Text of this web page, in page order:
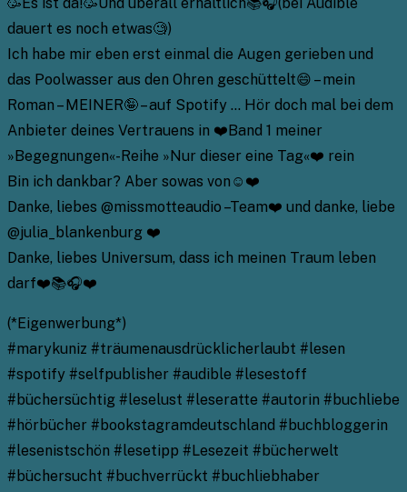
dauert es noch etwas🧐)
Ich habe mir eben erst einmal die Augen gerieben und
das Poolwasser aus den Ohren geschüttelt😄 – mein
Roman – MEINER🤪 – auf Spotify … Hör doch mal bei dem
Anbieter deines Vertrauens in ❤️Band 1 meiner
»Begegnungen«-Reihe »Nur dieser eine Tag«❤️ rein
Bin ich dankbar? Aber sowas von☺️❤️
Danke, liebes @missmotteaudio –Team❤️ und danke, liebe
@julia_blankenburg ❤️
Danke, liebes Universum, dass ich meinen Traum leben
darf❤️📚🎧❤️
(*Eigenwerbung*)
#marykuniz #träumenausdrücklicherlaubt #lesen
#spotify #selfpublisher #audible #lesestoff
#büchersüchtig #leselust #leseratte #autorin #buchliebe
#hörbücher #bookstagramdeutschland #buchbloggerin
#lesenistschön #lesetipp #Lesezeit #bücherwelt
#büchersucht #buchverrückt #buchliebhaber